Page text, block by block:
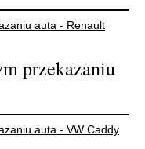
auta - Renault
przekazaniu
auta - VW Caddy